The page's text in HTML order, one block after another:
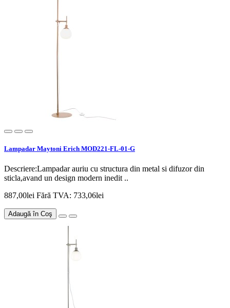
Lampadar Maytoni Erich MOD221-FL-01-G
Descriere:Lampadar auriu cu structura din metal si difuzor din
sticla,avand un design modern inedit ..
887,00lei Fără TVA: 733,06lei
Adaugă în Coş